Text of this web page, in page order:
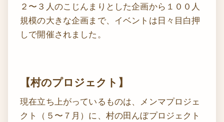
２〜３人のこじんまりとした企画から１００人
規模の大きな企画まで、イベントは日々目白押
しで開催されました。
【村のプロジェクト】
現在立ち上がっているものは、メンマプロジェ
クト（５〜７月）に、村の田んぼプロジェクト